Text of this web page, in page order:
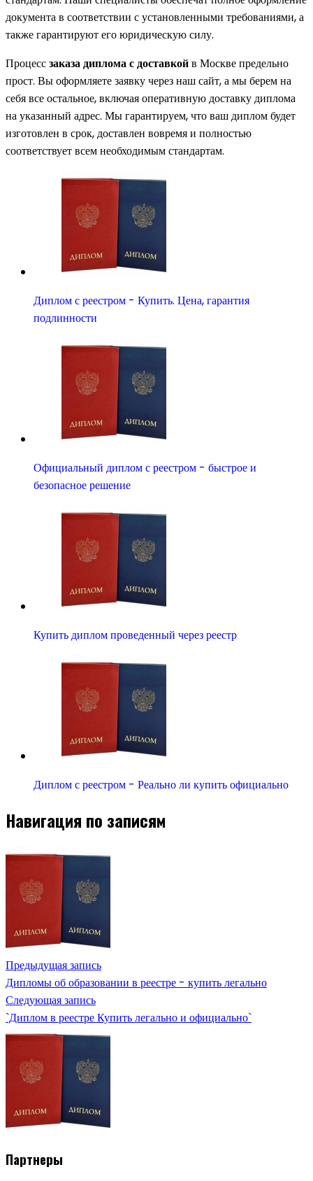
документа в соответствии с установленными требованиями, а
также гарантируют его юридическую силу.
Процессзаказа диплома с доставкойв Москве предельно
прост. Вы оформляете заявку через наш сайт, а мы берем на
себя все остальное, включая оперативную доставку диплома
на указанный адрес. Мы гарантируем, что ваш диплом будет
изготовлен в срок, доставлен вовремя и полностью
соответствует всем необходимым стандартам.
Диплом с реестром - Купить. Цена, гарантия
подлинности
Официальный диплом с реестром - быстрое и
безопасное решение
Купить диплом проведенный через реестр
Диплом с реестром - Реально ли купить официально
Навигация по записям
Предыдущая запись
Дипломы об образовании в реестре - купить легально
Следующая запись
`Диплом в реестре Купить легально и официально`
Партнеры